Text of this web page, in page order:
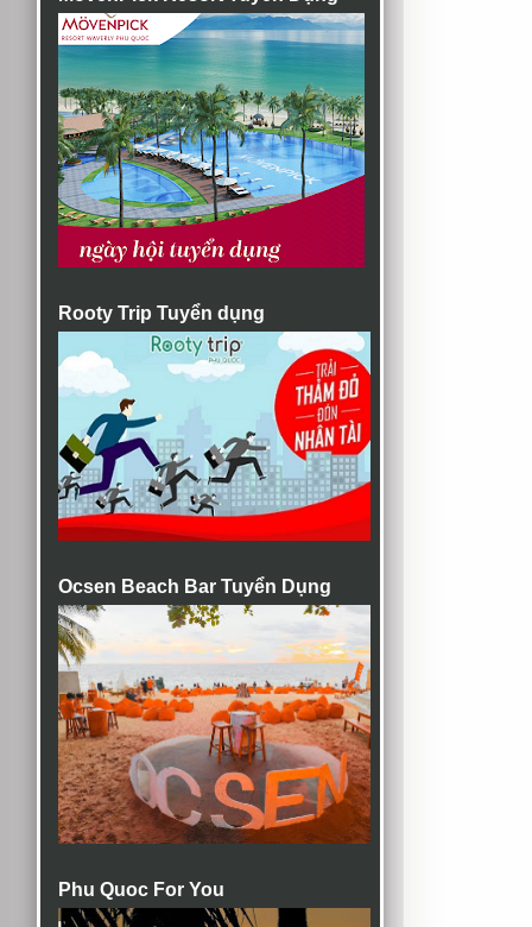
Rooty Trip Tuyển dụng
Ocsen Beach Bar Tuyển Dụng
Phu Quoc For You